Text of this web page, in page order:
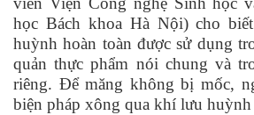
học Bách khoa Hà Nội) cho
huỳnh hoàn toàn được sử dụng
quản thực phẩm nói chung và
riêng. Để măng không bị mốc,
biện pháp xông qua khí lưu huỳnh